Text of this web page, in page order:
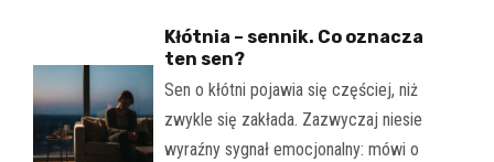
Kłótnia – sennik. Co oznacza
ten sen?
Sen o kłótni pojawia się częściej, niż
zwykle się zakłada. Zazwyczaj niesie
wyraźny sygnał emocjonalny: mówi o